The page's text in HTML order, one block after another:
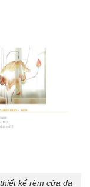
kế rèm cửa đa